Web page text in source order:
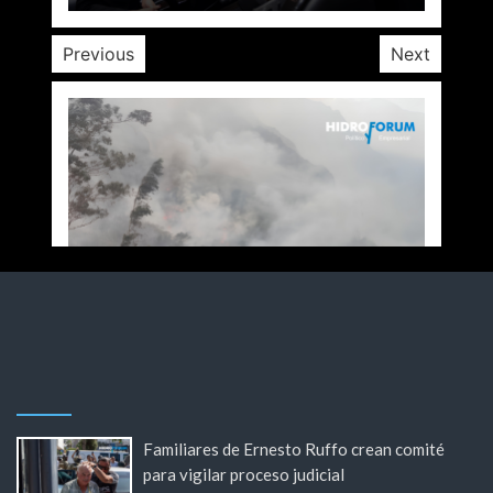
Previous Next
Familiares de Ernesto Ruffo crean comité
para vigilar proceso judicial